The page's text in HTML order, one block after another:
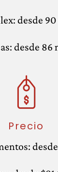
desde 90
desde 86
Precio